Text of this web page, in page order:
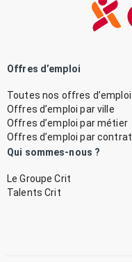
Offres d’emploi
Toutes nos offres d’emploi
Offres d’emploi par ville
Offres d’emploi par métier
Offres d’emploi par contrat
Qui sommes-nous ?
Le Groupe Crit
Talents Crit